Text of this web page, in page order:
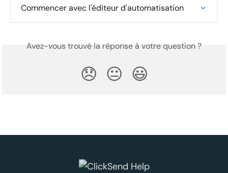
Commencer avec l'éditeur d'automatisation
Avez-vous trouvé la réponse à votre question ?
😞 😐 😃